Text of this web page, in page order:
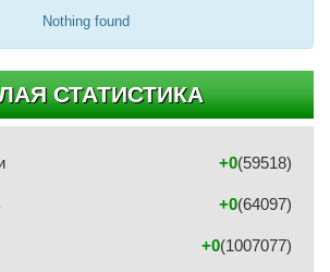
Nothing found
СТАТИСТИКА
(59518)
+0
(64097)
+0
(1007077)
+0